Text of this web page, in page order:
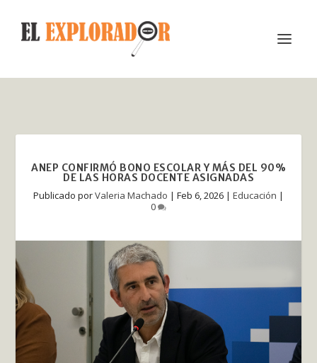
ANEP CONFIRMÓ BONO ESCOLAR Y MÁS DEL 90%
DE LAS HORAS DOCENTE ASIGNADAS
Publicado porValeria Machado | Feb 6, 2026 | Educación |
0